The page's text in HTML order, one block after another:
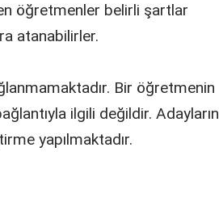
öğretmenler belirli şartlar
atanabilirler.
Bir öğretmenin
ilgili değildir. Adayların
yapılmaktadır.